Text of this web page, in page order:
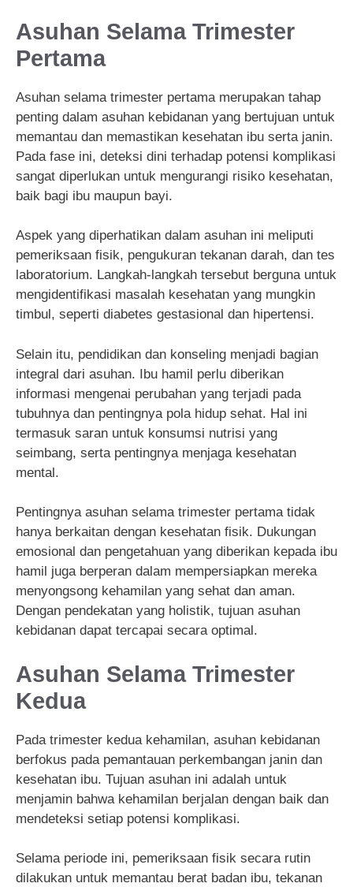
Asuhan Selama Trimester
Pertama
Asuhan selama trimester pertama merupakan tahap
penting dalam asuhan kebidanan yang bertujuan untuk
memantau dan memastikan kesehatan ibu serta janin.
Pada fase ini, deteksi dini terhadap potensi komplikasi
sangat diperlukan untuk mengurangi risiko kesehatan,
baik bagi ibu maupun bayi.
Aspek yang diperhatikan dalam asuhan ini meliputi
pemeriksaan fisik, pengukuran tekanan darah, dan tes
laboratorium. Langkah-langkah tersebut berguna untuk
mengidentifikasi masalah kesehatan yang mungkin
timbul, seperti diabetes gestasional dan hipertensi.
Selain itu, pendidikan dan konseling menjadi bagian
integral dari asuhan. Ibu hamil perlu diberikan
informasi mengenai perubahan yang terjadi pada
tubuhnya dan pentingnya pola hidup sehat. Hal ini
termasuk saran untuk konsumsi nutrisi yang
seimbang, serta pentingnya menjaga kesehatan
mental.
Pentingnya asuhan selama trimester pertama tidak
hanya berkaitan dengan kesehatan fisik. Dukungan
emosional dan pengetahuan yang diberikan kepada ibu
hamil juga berperan dalam mempersiapkan mereka
menyongsong kehamilan yang sehat dan aman.
Dengan pendekatan yang holistik, tujuan asuhan
kebidanan dapat tercapai secara optimal.
Asuhan Selama Trimester
Kedua
Pada trimester kedua kehamilan, asuhan kebidanan
berfokus pada pemantauan perkembangan janin dan
kesehatan ibu. Tujuan asuhan ini adalah untuk
menjamin bahwa kehamilan berjalan dengan baik dan
mendeteksi setiap potensi komplikasi.
Selama periode ini, pemeriksaan fisik secara rutin
dilakukan untuk memantau berat badan ibu, tekanan